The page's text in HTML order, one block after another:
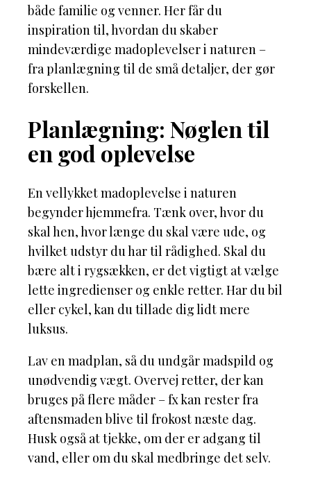
både familie og venner. Her får du
inspiration til, hvordan du skaber
mindeværdige madoplevelser i naturen –
fra planlægning til de små detaljer, der gør
forskellen.
Planlægning: Nøglen til
en god oplevelse
En vellykket madoplevelse i naturen
begynder hjemmefra. Tænk over, hvor du
skal hen, hvor længe du skal være ude, og
hvilket udstyr du har til rådighed. Skal du
bære alt i rygsækken, er det vigtigt at vælge
lette ingredienser og enkle retter. Har du bil
eller cykel, kan du tillade dig lidt mere
luksus.
Lav en madplan, så du undgår madspild og
unødvendig vægt. Overvej retter, der kan
bruges på flere måder – fx kan rester fra
aftensmaden blive til frokost næste dag.
Husk også at tjekke, om der er adgang til
vand, eller om du skal medbringe det selv.